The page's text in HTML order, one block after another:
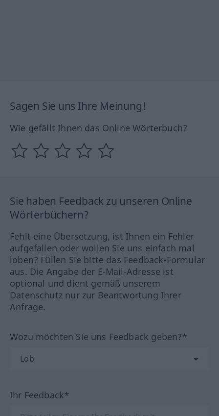
Sagen Sie uns Ihre Meinung!
Wie gefällt Ihnen das Online Wörterbuch?
Sie haben Feedback zu unseren Online
Wörterbüchern?
Fehlt eine Übersetzung, ist Ihnen ein Fehler
aufgefallen oder wollen Sie uns einfach mal
loben? Füllen Sie bitte das Feedback-Formular
aus. Die Angabe der E-Mail-Adresse ist
optional und dient gemäß unserem
Datenschutz nur zur Beantwortung Ihrer
Anfrage.
Wozu möchten Sie uns Feedback geben?*
Ihr Feedback*